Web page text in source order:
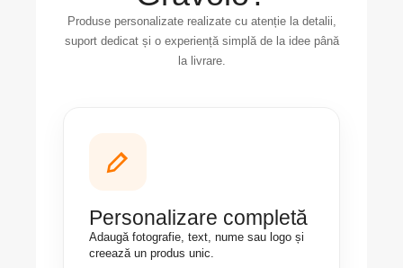
Produse personalizate realizate cu atenție la detalii,
suport dedicat și o experiență simplă de la idee până
la livrare.
Personalizare completă
Adaugă fotografie, text, nume sau logo și
creează un produs unic.